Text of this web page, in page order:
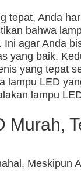
tepat, Anda
bahwa
agar Anda
yang baik.
yang tepat
lampu LED
lampu
Murah,
Meskipun